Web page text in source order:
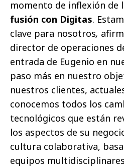
momento de inflexión de
fusión con Digitas.
clave para nosotros,
director de operaciones
entrada de Eugenio en
paso más en nuestro
nuestros clientes,
conocemos todos los
tecnológicos que están
los aspectos de su
cultura colaborativa,
equipos